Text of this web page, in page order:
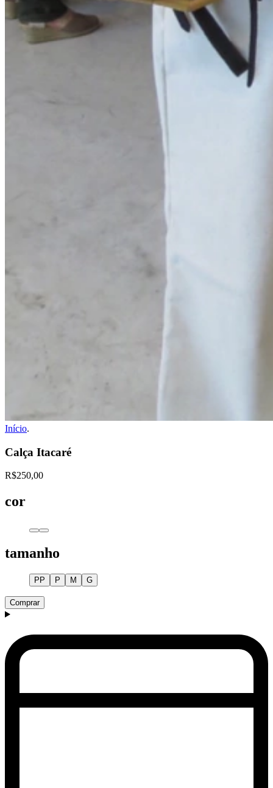
Início.
Calça Itacaré
R$250,00
cor
tamanho
PP P M G
Comprar